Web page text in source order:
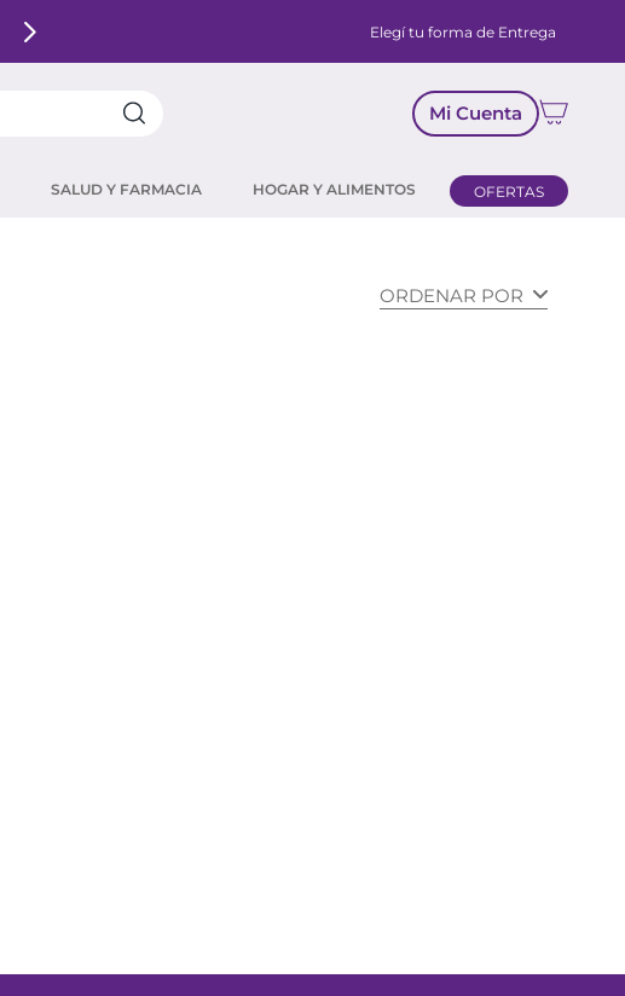
Elegí tu forma de Entrega
Mi Cuenta
SALUD Y FARMACIA HOGAR Y ALIMENTOS OFERTAS
ORDENAR POR